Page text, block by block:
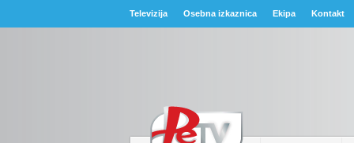
Televizija Osebna izkaznica Ekipa Kontakt